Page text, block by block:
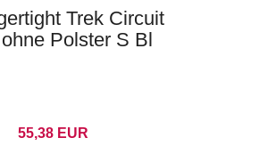
Trek Circuit
Polster S Bl
55,38 EUR